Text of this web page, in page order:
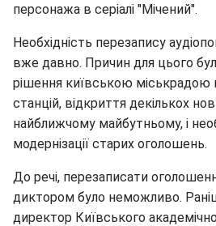
персонажа в серіалі "Мічений".
Необхідність перезапису
вже давно. Причин для цього
рішення київською міськрадою
станцій, відкриття декількох
найближчому майбутньому, і
модернізації старих оголошень.
До речі, перезаписати
диктором було неможливо.
директор Київського